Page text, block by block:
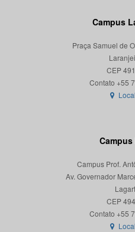
Campus
Praça Samuel de
CEP
Campus Prof.
Av. Governador
CEP